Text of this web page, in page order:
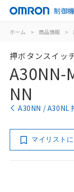
制御
ホーム > 商品情報 >
押ボタンスイッ
A30NN-
NN
A30NN / A30NL
マイリスト